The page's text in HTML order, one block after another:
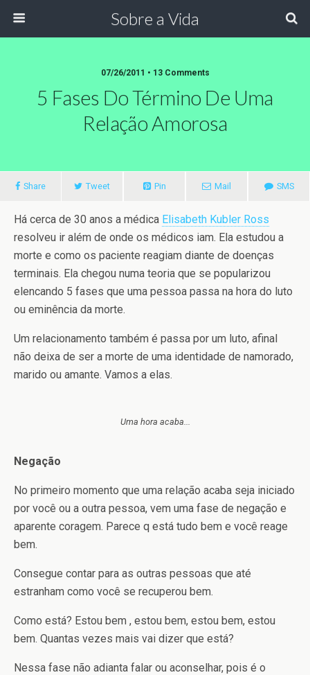
Sobre a Vida
07/26/2011 • 13 Comments
5 Fases Do Término De Uma
Relação Amorosa
Share Tweet Pin Mail SMS
Há cerca de 30 anos a médica Elisabeth Kubler Ross
resolveu ir além de onde os médicos iam. Ela estudou a
morte e como os paciente reagiam diante de doenças
terminais. Ela chegou numa teoria que se popularizou
elencando 5 fases que uma pessoa passa na hora do luto
ou eminência da morte.
Um relacionamento também é passa por um luto, afinal
não deixa de ser a morte de uma identidade de namorado,
marido ou amante. Vamos a elas.
Uma hora acaba...
Negação
No primeiro momento que uma relação acaba seja iniciado
por você ou a outra pessoa, vem uma fase de negação e
aparente coragem. Parece q está tudo bem e você reage
bem.
Consegue contar para as outras pessoas que até
estranham como você se recuperou bem.
Como está? Estou bem , estou bem, estou bem, estou
bem. Quantas vezes mais vai dizer que está?
Nessa fase não adianta falar ou aconselhar, pois é o